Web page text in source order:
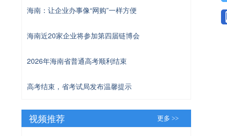
海南：让企业办事像“网购”一样方便
海南近20家企业将参加第四届链博会
2026年海南省普通高考顺利结束
高考结束，省考试局发布温馨提示
视频推荐 更多 >>